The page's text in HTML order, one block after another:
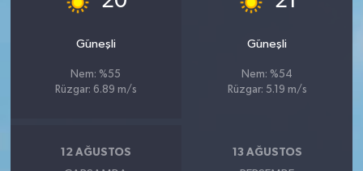
Güneşli
Nem: %55
Rüzgar: 6.89 m/s
Güneşli
Nem: %54
Rüzgar: 5.19 m/s
12 AĞUSTOS 13 AĞUSTOS